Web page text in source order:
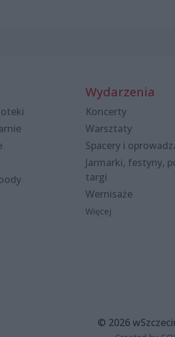
Wydarzenia
Koncerty
Warsztaty
Spacery i
Jarmarki, festyny,
targi
Wernisaże
Więcej
© 2026